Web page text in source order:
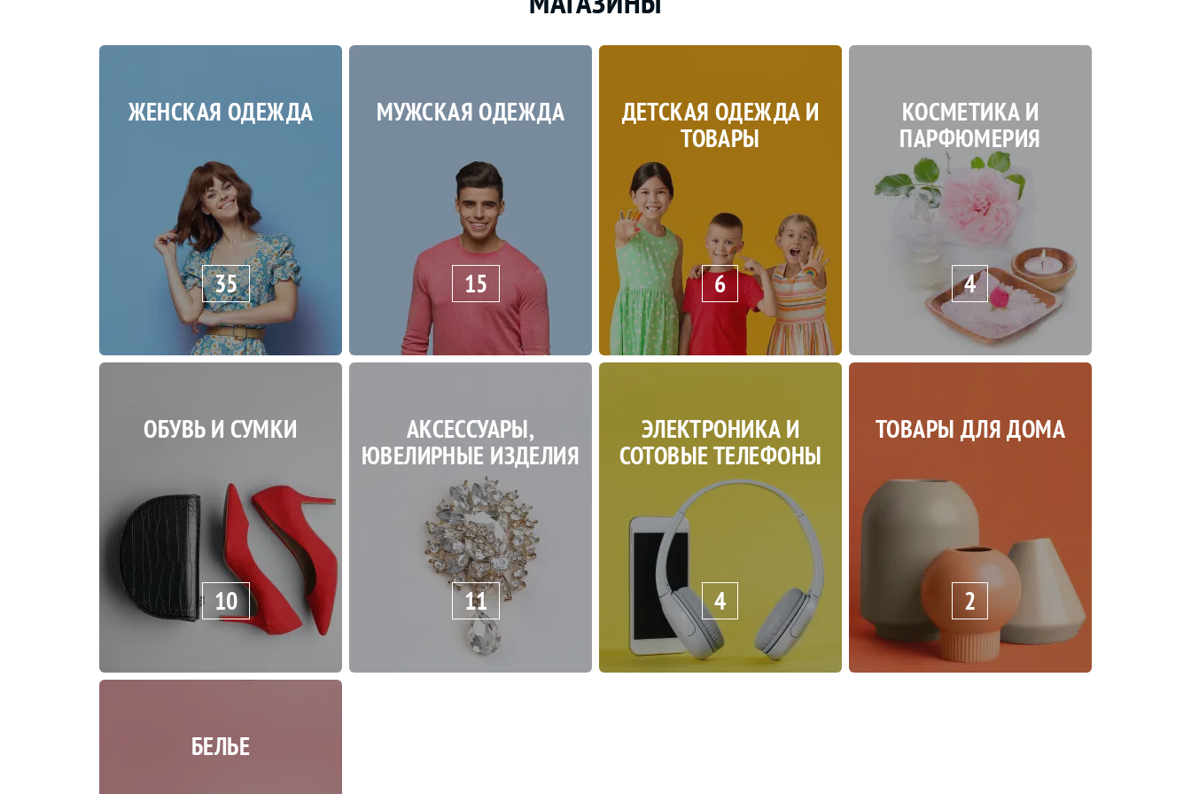
ЖЕНСКАЯ ОДЕЖДА
35
МУЖСКАЯ ОДЕЖДА
15
ДЕТСКАЯ ОДЕЖДА И
ТОВАРЫ
6
КОСМЕТИКА И
ПАРФЮМЕРИЯ
4
ОБУВЬ И СУМКИ
10
АКСЕССУАРЫ,
ЮВЕЛИРНЫЕ ИЗДЕЛИЯ
11
ЭЛЕКТРОНИКА И
СОТОВЫЕ ТЕЛЕФОНЫ
4
ТОВАРЫ ДЛЯ ДОМА
2
БЕЛЬЕ